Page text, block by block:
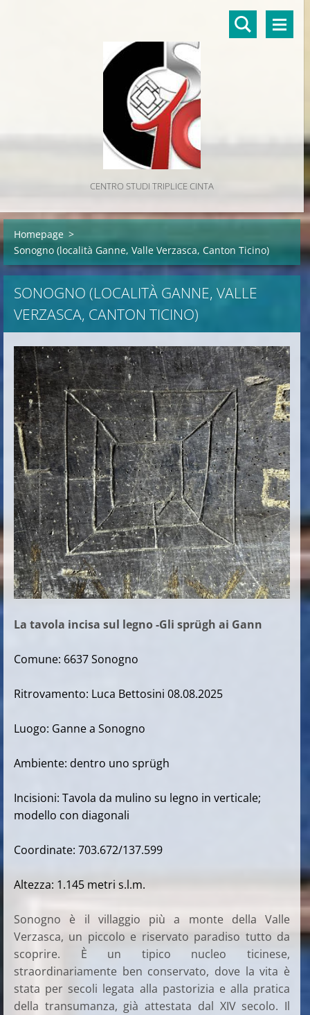
CENTRO STUDI TRIPLICE CINTA
Homepage >
Sonogno (località Ganne, Valle Verzasca, Canton Ticino)
SONOGNO (LOCALITÀ GANNE, VALLE
VERZASCA, CANTON TICINO)
La tavola incisa sul legno -Gli sprügh ai Gann
Comune: 6637 Sonogno
Ritrovamento: Luca Bettosini 08.08.2025
Luogo: Ganne a Sonogno
Ambiente: dentro uno sprügh
Incisioni: Tavola da mulino su legno in verticale;
modello con diagonali
Coordinate: 703.672/137.599
Altezza: 1.145 metri s.l.m.
Sonogno è il villaggio più a monte della Valle
Verzasca, un piccolo e riservato paradiso tutto da
scoprire. È un tipico nucleo ticinese,
straordinariamente ben conservato, dove la vita è
stata per secoli legata alla pastorizia e alla pratica
della transumanza, già attestata dal XIV secolo. Il